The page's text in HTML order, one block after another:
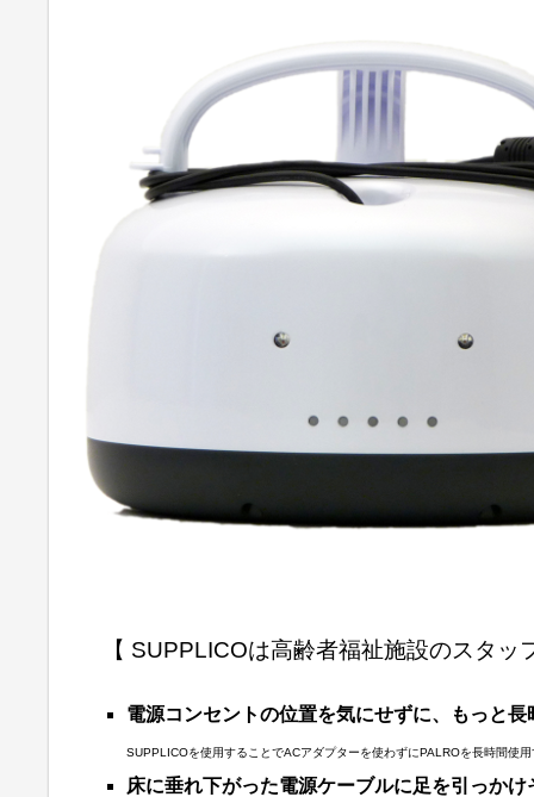
【 SUPPLICOは高齢者福祉施設のスタ
電源コンセントの位置を気にせずに、もっと長
SUPPLICOを使用することでACアダプターを使わずにPALROを長時間使
床に垂れ下がった電源ケーブルに足を引っかけ